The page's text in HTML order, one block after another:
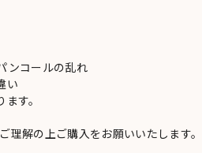
ンコールの乱れ
い
す。
理解の上ご購入をお願いいたします。